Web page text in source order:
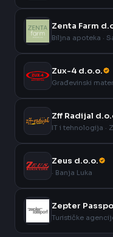
Zenta Farm
Biljna apoteka ·
Zux-4 d.o.o.
Građevinski
Zff Radijal
IT i tehnologija ·
Zeus d.o.o.
· Banja Luka
Zepter
Turističke